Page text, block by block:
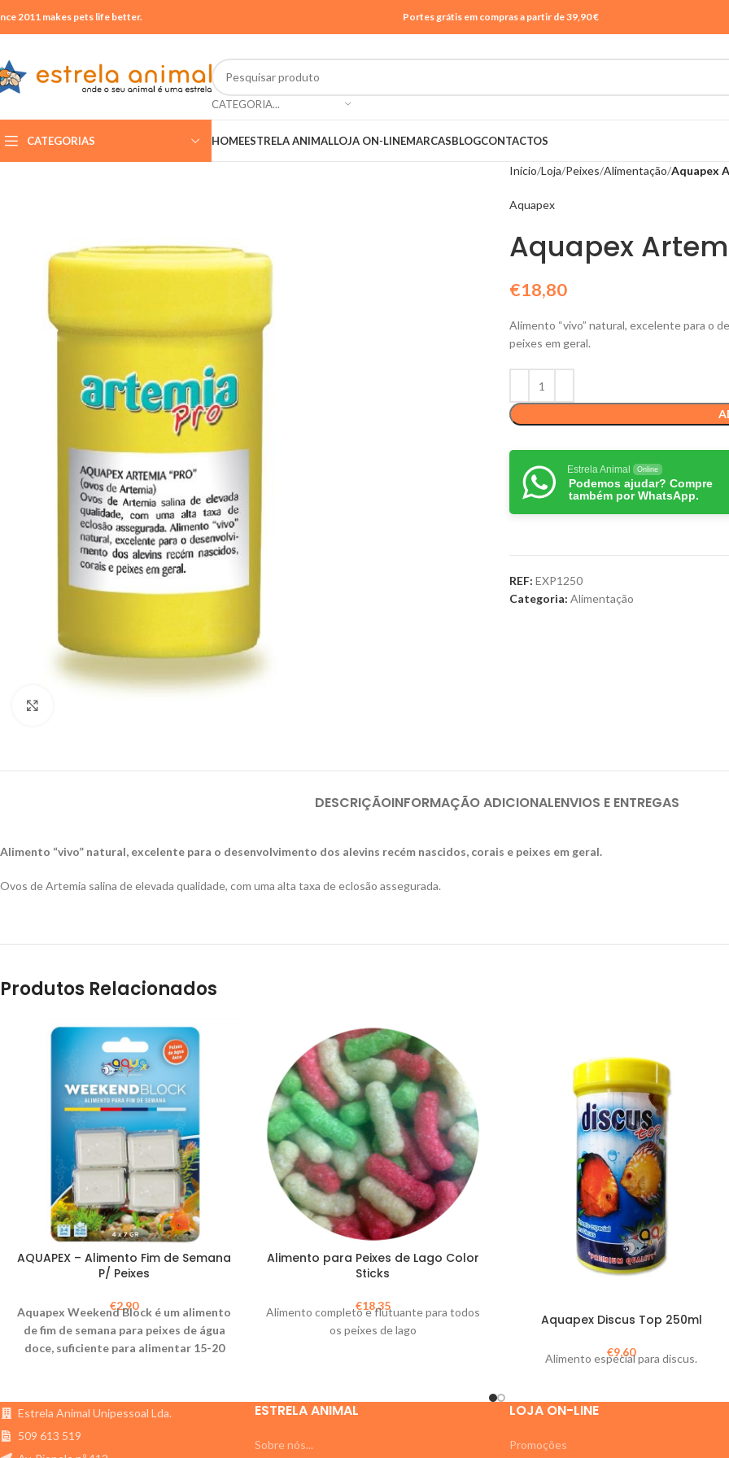
2011 makes pets life better. Portes grátis em compras a partir de 39,90 €
CATEGORIA...
CATEGORIAS HOMEESTRELA ANIMALLOJA ON-LINEMARCASBLOGCONTACTOS
Início Loja Peixes Alimentação Aquapex
Aquapex
Aquapex
€18,80
Alimento “vivo” natural, excelente para o
peixes em geral.
Estrela Animal Online
Podemos ajudar? Compre
também por WhatsApp.
REF: EXP1250
Categoria: Alimentação
DESCRIÇÃOINFORMAÇÃO ADICIONALENVIOS E ENTREGAS
Alimento “vivo” natural, excelente para o desenvolvimento dos alevins recém nascidos, corais e peixes em geral.
Ovos de Artemia salina de elevada qualidade, com uma alta taxa de eclosão assegurada.
Produtos Relacionados
AQUAPEX – Alimento Fim de Semana
P/ Peixes
€2,90
Aquapex Weekend Block é um alimento
de fim de semana para peixes de água
doce, suficiente para alimentar 15-20
Alimento para Peixes de Lago Color
Sticks
€18,35
Alimento completo e flutuante para todos
os peixes de lago
Aquapex Discus Top 250ml
€9,60
Alimento especial para discus.
Estrela Animal Unipessoal Lda.
509 613 519
ESTRELA ANIMAL
Sobre nós...
LOJA ON-LINE
Promoções